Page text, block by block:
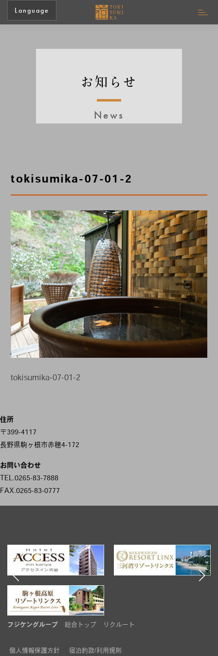
Language
お知らせ
News
tokisumika-07-01-2
稿
ナ
ビ
ゲ
ー
ン
tokisumika-07-01-2
住所
〒399-4117
長野県駒ヶ根市赤穂4-172
お問い合わせ
TEL.0265-83-7888
FAX.0265-83-0777
フジケングループ 総合トップ リクルート
個人情報保護方針 宿泊約款/利用規則